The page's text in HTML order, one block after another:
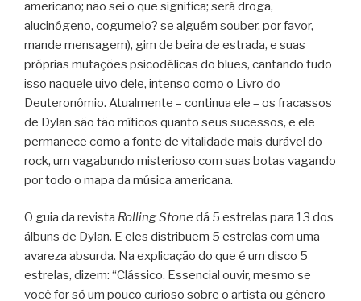
americano; não sei o que significa; será droga,
alucinógeno, cogumelo? se alguém souber, por favor,
mande mensagem), gim de beira de estrada, e suas
próprias mutações psicodélicas do blues, cantando tudo
isso naquele uivo dele, intenso como o Livro do
Deuteronômio. Atualmente – continua ele – os fracassos
de Dylan são tão míticos quanto seus sucessos, e ele
permanece como a fonte de vitalidade mais durável do
rock, um vagabundo misterioso com suas botas vagando
por todo o mapa da música americana.
O guia da revista Rolling Stone dá 5 estrelas para 13 dos
álbuns de Dylan. E eles distribuem 5 estrelas com uma
avareza absurda. Na explicação do que é um disco 5
estrelas, dizem: “Clássico. Essencial ouvir, mesmo se
você for só um pouco curioso sobre o artista ou gênero